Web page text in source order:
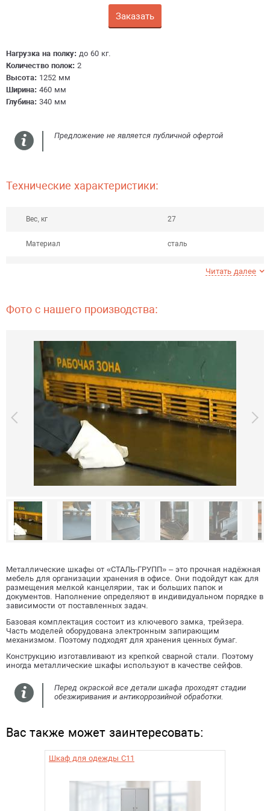
Заказать
Нагрузка на полку: до 60 кг.
Количество полок: 2
Высота: 1252 мм
Ширина: 460 мм
Глубина: 340 мм
Предложение не является публичной офертой
Технические характеристики:
Вес, кг 27
Материал сталь
порошковая
Регулировка полок по
высоте
Тип замка
электронный
кодовый
Гарантия 1 год
Страна производитель
Читать далее
Фото с нашего производства:
Металлические шкафы от «СТАЛЬ-ГРУПП» – это прочная надёжная
мебель для организации хранения в офисе. Они подойдут как для
размещения мелкой канцелярии, так и больших папок и
документов. Наполнение определяют в индивидуальном порядке в
зависимости от поставленных задач.
Базовая комплектация состоит из ключевого замка, трейзера.
Часть моделей оборудована электронным запирающим
механизмом. Поэтому подходят для хранения ценных бумаг.
Конструкцию изготавливают из крепкой сварной стали. Поэтому
иногда металлические шкафы используют в качестве сейфов.
Перед окраской все детали шкафа проходят стадии
обезжиривания и антикоррозийной обработки.
Вас также может заинтересовать:
Шкаф для одежды C11